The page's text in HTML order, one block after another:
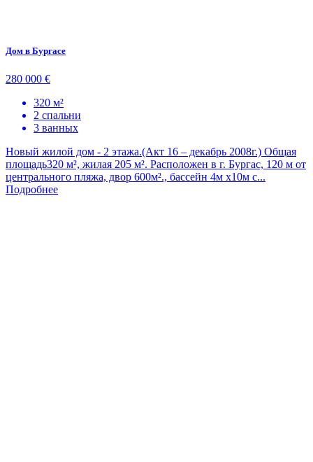
Дом в Бургасе
280 000 €
320 м²
2 спальни
3 ванных
Новый жилой дом - 2 этажа.(Акт 16 – декабрь 2008г.) Общая
площадь320 м², жилая 205 м². Расположен в г. Бургас, 120 м от
центрального пляжа, двор 600м²., бассейн 4м х10м с...
Подробнее